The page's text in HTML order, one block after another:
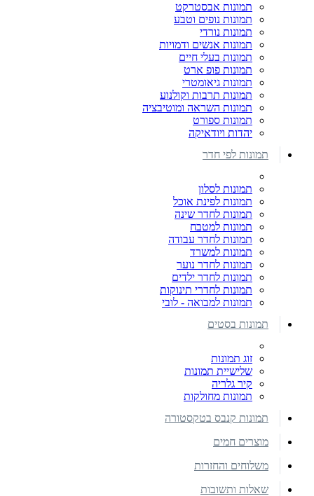
תמונות אבסטרקט
תמונות נופים וטבע
תמונות נורדי
תמונות אנשים ודמויות
תמונות בעלי חיים
תמונות פופ ארט
תמונות גיאומטרי
תמונות תרבות וקולנוע
תמונות השראה ומוטיבציה
תמונות ספורט
יהדות ויודאיקה
תמונות לפי חדר
תמונות לסלון
תמונות לפינת אוכל
תמונות לחדר שינה
תמונות למטבח
תמונות לחדר עבודה
תמונות למשרד
תמונות לחדר נוער
תמונות לחדר ילדים
תמונות לחדרי תינוקות
תמונות למבואה - לובי
תמונות בסטים
זוג תמונות
שלישיית תמונות
קיר גלריה
תמונות מחולקות
תמונות קנבס בטקסטורה
מוצרים חמים
משלוחים והחזרות
שאלות ותשובות